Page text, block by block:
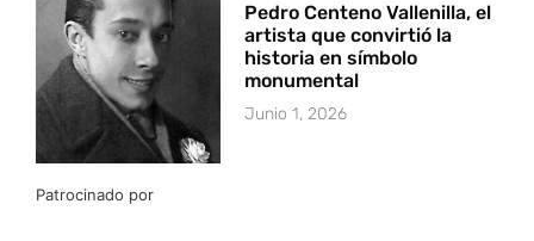
Pedro Centeno Vallenilla, el
artista que convirtió la
historia en símbolo
monumental
Junio 1, 2026
Patrocinado por